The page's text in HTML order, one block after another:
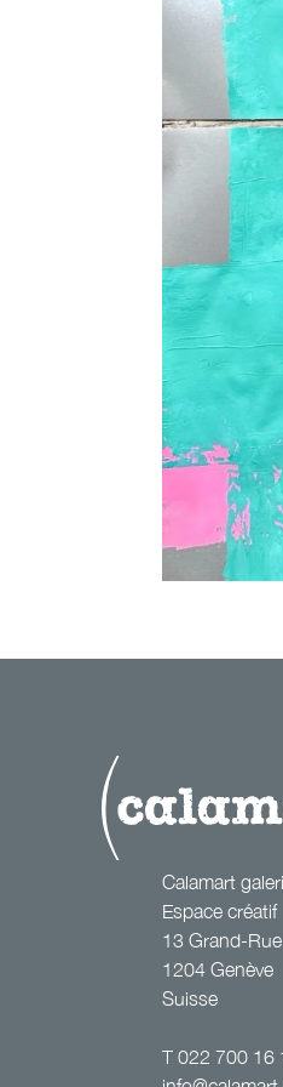
Calamart
Espace créatif
13 Grand-Rue
1204 Genève
Suisse
T022 700 16